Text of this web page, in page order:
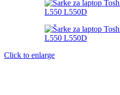
Click to enlarge